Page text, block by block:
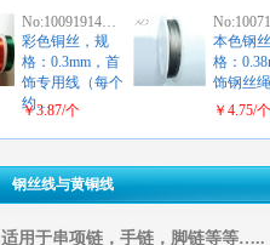
No:10091914…
彩色铜丝，规
格：0.3mm，首
饰专用线（每个
约…
￥3.87/个
本色钢
格：
饰钢丝
￥4.75/个
钢丝线与黄铜线
适用于串项链，手链，脚链等等…..